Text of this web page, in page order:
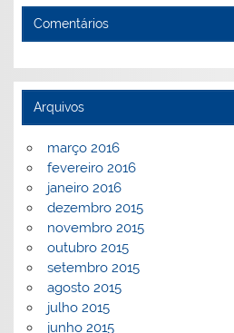
Comentários
Arquivos
março 2016
fevereiro 2016
janeiro 2016
dezembro 2015
novembro 2015
outubro 2015
setembro 2015
agosto 2015
julho 2015
junho 2015